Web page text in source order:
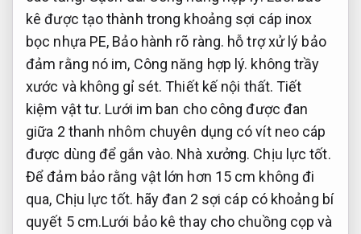
kê được tạo thành trong khoảng sợi cáp inox
bọc nhựa PE, Bảo hành rõ ràng. hỗ trợ xử lý bảo
đảm rằng nó im, Công năng hợp lý. không trầy
xước và không gỉ sét.Thiết kế nội thất. Tiết
kiệm vật tư. Lưới im ban cho công được đan
giữa 2 thanh nhôm chuyên dụng có vít neo cáp
được dùng để gắn vào. Nhà xưởng. Chịu lực tốt.
Để đảm bảo rằng vật lớn hơn 15 cm không đi
qua, Chịu lực tốt. hãy đan 2 sợi cáp có khoảng bí
quyết 5 cm.Lưới bảo kê thay cho chuồng cọp và